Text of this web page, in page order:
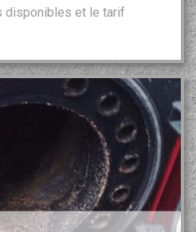
disponibles et le tarif